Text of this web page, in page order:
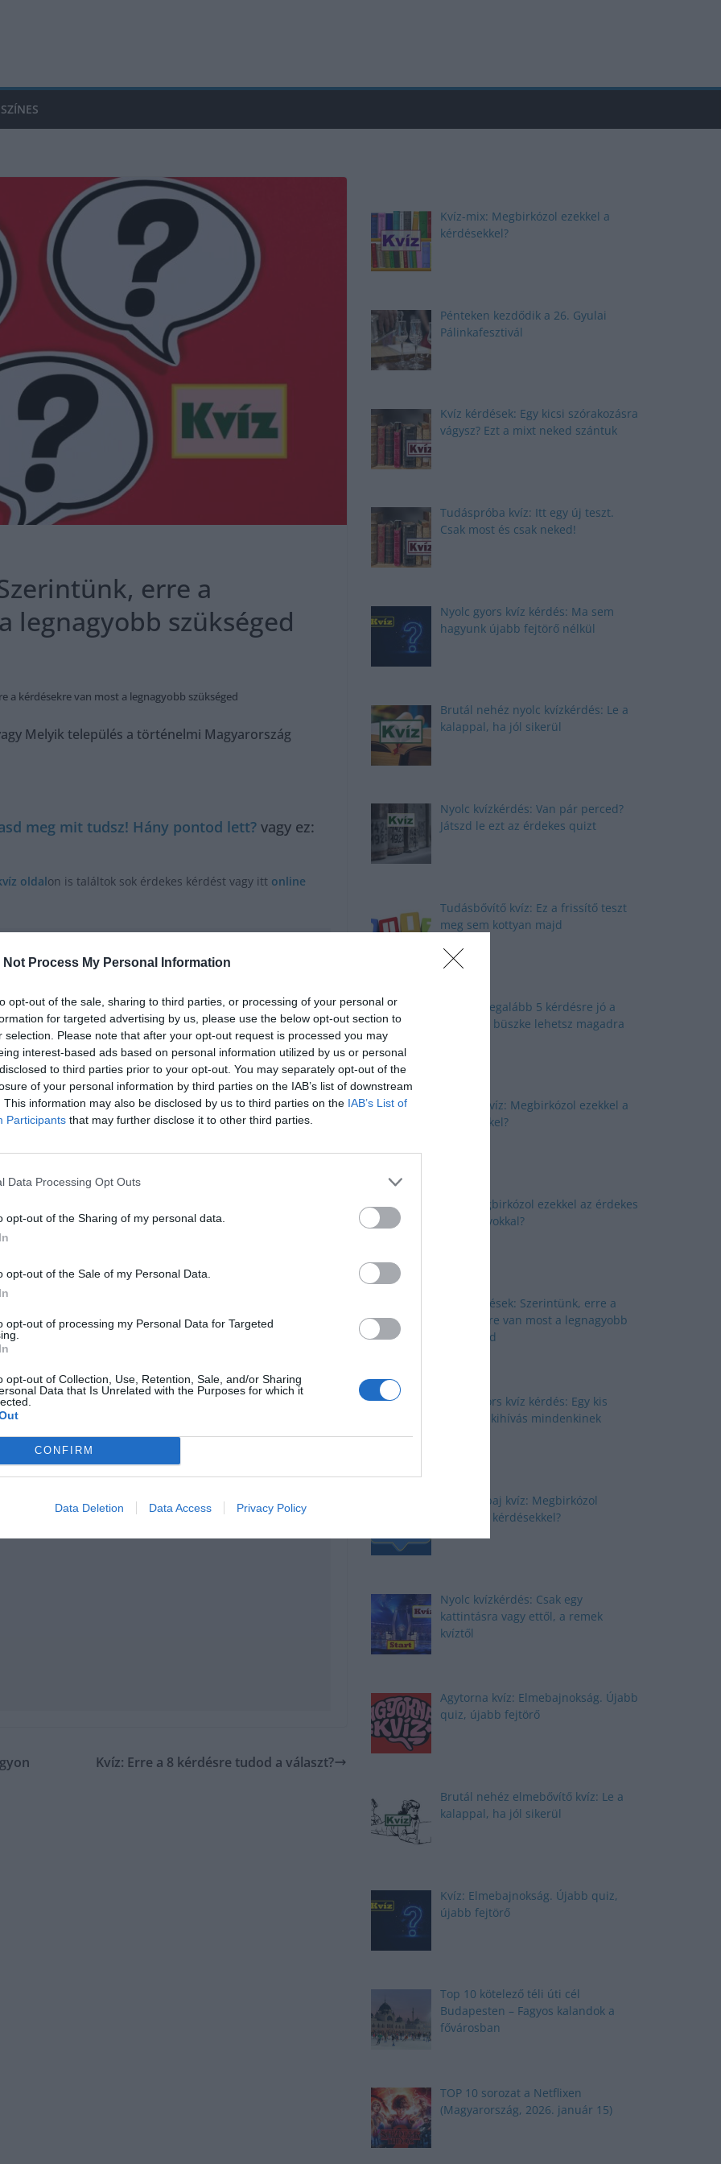
Not Process My Personal Information
opt-out of the sale, sharing to third parties, or processing of your personal or
for targeted advertising by us, please use the below opt-out section to
selection. Please note that after your opt-out request is processed you may
interest-based ads based on personal information utilized by us or personal
to third parties prior to your opt-out. You may separately opt-out of the
of your personal information by third parties on the IAB’s list of downstream
This information may also be disclosed by us to third parties on the IAB’s List of
Participants that may further disclose it to other third parties.
Data Processing Opt Outs
opt-out of the Sharing of my personal data.
opt-out of the Sale of my Personal Data.
opt-out of processing my Personal Data for Targeted
opt-out of Collection, Use, Retention, Sale, and/or Sharing
Data that Is Unrelated with the Purposes for which it
CONFIRM
Data Deletion Data Access Privacy Policy
SZÍNES
erre a
legnagyobb szükséged
a kérdésekre van most a legnagyobb szükséged
Melyik település a történelmi Magyarország
meg mit tudsz! Hány pontod lett? vagy ez:
oldalon is találtok sok érdekes kérdést vagy itt online
kérdésekre van most a legnagyobb szükséged
István regényében ?
Kvíz: Erre a 8 kérdésre tudod a választ?
Kvíz-mix: Megbirkózol ezekkel a
kérdésekkel?
Pénteken kezdődik a 26. Gyulai
Pálinkafesztivál
Kvíz kérdések: Egy kicsi szórakozásra
vágysz? Ezt a mixt neked szántuk
Tudáspróba kvíz: Itt egy új teszt.
Csak most és csak neked!
Nyolc gyors kvíz kérdés: Ma sem
hagyunk újabb fejtörő nélkül
Brutál nehéz nyolc kvízkérdés: Le a
kalappal, ha jól sikerül
Nyolc kvízkérdés: Van pár perced?
Játszd le ezt az érdekes quizt
Tudásbővítő kvíz: Ez a frissítő teszt
meg sem kottyan majd
Kvíz: Ha legalább 5 kérdésre jó a
válaszod, büszke lehetsz magadra
Okosító kvíz: Megbirkózol ezekkel a
kérdésekkel?
Kvíz: Megbirkózol ezekkel az érdekes
feladványokkal?
Kvíz kérdések: Szerintünk, erre a
kérdésekre van most a legnagyobb
szükséged
Nyolc gyors kvíz kérdés: Egy kis
izgalmas kihívás mindenkinek
Elmepárbaj kvíz: Megbirkózol
ezekkel a kérdésekkel?
Nyolc kvízkérdés: Csak egy
kattintásra vagy ettől, a remek
kvíztől
Agytorna kvíz: Elmebajnokság. Újabb
quiz, újabb fejtörő
Brutál nehéz elmebővítő kvíz: Le a
kalappal, ha jól sikerül
Kvíz: Elmebajnokság. Újabb quiz,
újabb fejtörő
Top 10 kötelező téli úti cél
Budapesten – Fagyos kalandok a
fővárosban
TOP 10 sorozat a Netflixen
(Magyarország, 2026. január 15)